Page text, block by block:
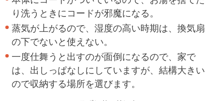
り洗うときにコードが邪魔になる。
蒸気が上がるので、湿度の高い時期は、換気扇
の下でないと使えない。
一度仕舞うと出すのが面倒になるので、家で
は、出しっぱなしにしていますが、結構大きい
ので収納する場所を選びます。